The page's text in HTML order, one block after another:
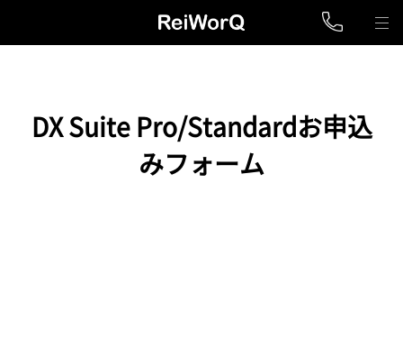
DX Suite Pro/Standardお申込
みフォーム